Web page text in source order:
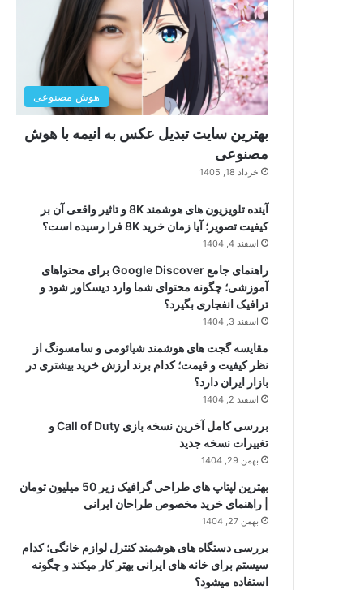
هوش مصنوعی
بهترین سایت تبدیل عکس به انیمه با هوش
مصنوعی
خرداد 18, 1405
آینده تلویزیون های هوشمند 8K و تاثیر واقعی آن بر
کیفیت تصویر؛ آیا زمان خرید 8K فرا رسیده است؟
اسفند 4, 1404
راهنمای جامع Google Discover برای محتواهای
آموزشی؛ چگونه محتوای شما وارد دیسکاور شود و
ترافیک انفجاری بگیرد؟
اسفند 3, 1404
مقایسه گجت های هوشمند شیائومی و سامسونگ از
نظر کیفیت و قیمت؛ کدام برند ارزش خرید بیشتری در
بازار ایران دارد؟
اسفند 2, 1404
بررسی کامل آخرین نسخه بازی Call of Duty و
تغییرات نسخه جدید
بهمن 29, 1404
بهترین لپتاپ های طراحی گرافیک زیر 50 میلیون تومان
| راهنمای خرید مخصوص طراحان ایرانی
بهمن 27, 1404
بررسی دستگاه های هوشمند کنترل لوازم خانگی؛ کدام
سیستم برای خانه های ایرانی بهتر کار میکند و چگونه
استفاده میشود؟